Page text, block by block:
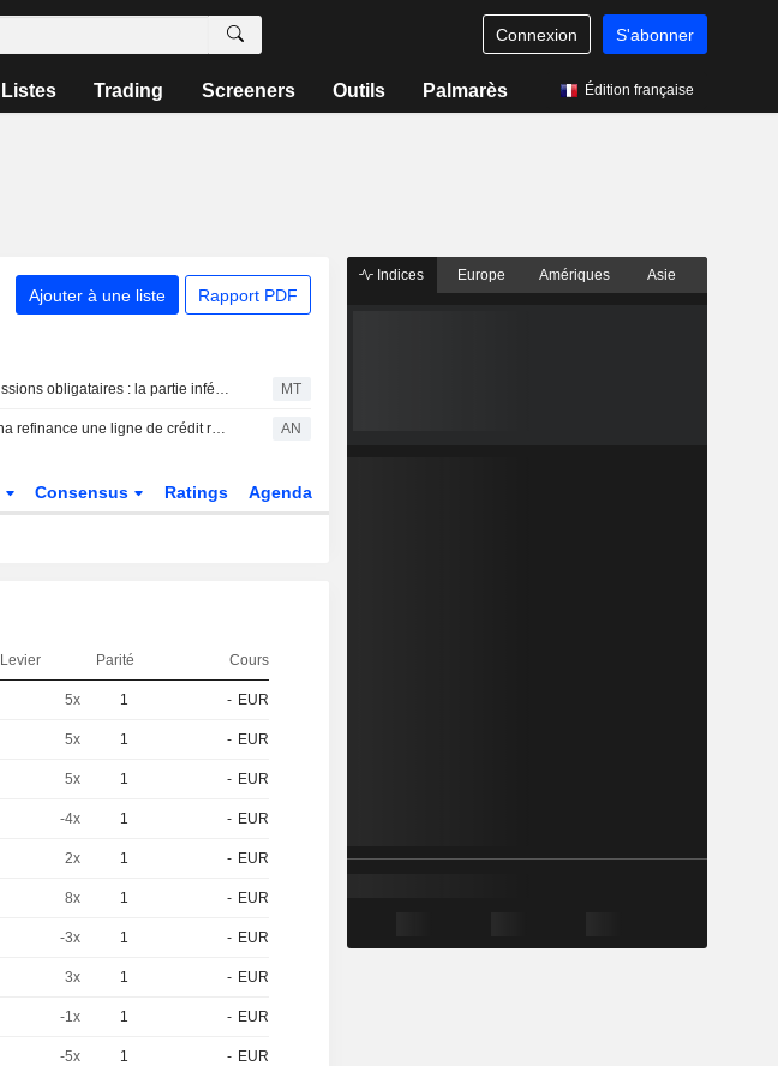
Connexion S'abonner
Listes Trading Screeners Outils Palmarès Édition française
Ajouter à une liste Rapport PDF
Émissions obligataires : la partie inférieure de la reprise en " K » reste à la traîne, selon Hjort MT
Terna refinance une ligne de crédit revolving liée aux critères ESG de 2,3 milliards d'euros AN
Consensus Ratings Agenda
Levier Parité Cours
5x 1 - EUR
5x 1 - EUR
5x 1 - EUR
-4x 1 - EUR
2x 1 - EUR
8x 1 - EUR
-3x 1 - EUR
3x 1 - EUR
-1x 1 - EUR
-5x 1 - EUR
Indices Europe Amériques Asie